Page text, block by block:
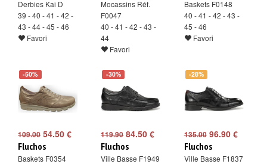
Derbies Kai D
39 - 40 - 41 - 42 -
43 - 44 - 45 - 46
Favori
Mocassins Réf.
F0047
40 - 41 - 42 - 43 -
44
Favori
Baskets F0148
40 - 41 - 42 - 43 -
45 - 46
Favori
-50%
109.00 54.50 €
Fluchos
Baskets F0354
-30%
119.9084.50 €
Fluchos
Ville Basse F1949
-28%
135.0096.90 €
Fluchos
Ville Basse F1837